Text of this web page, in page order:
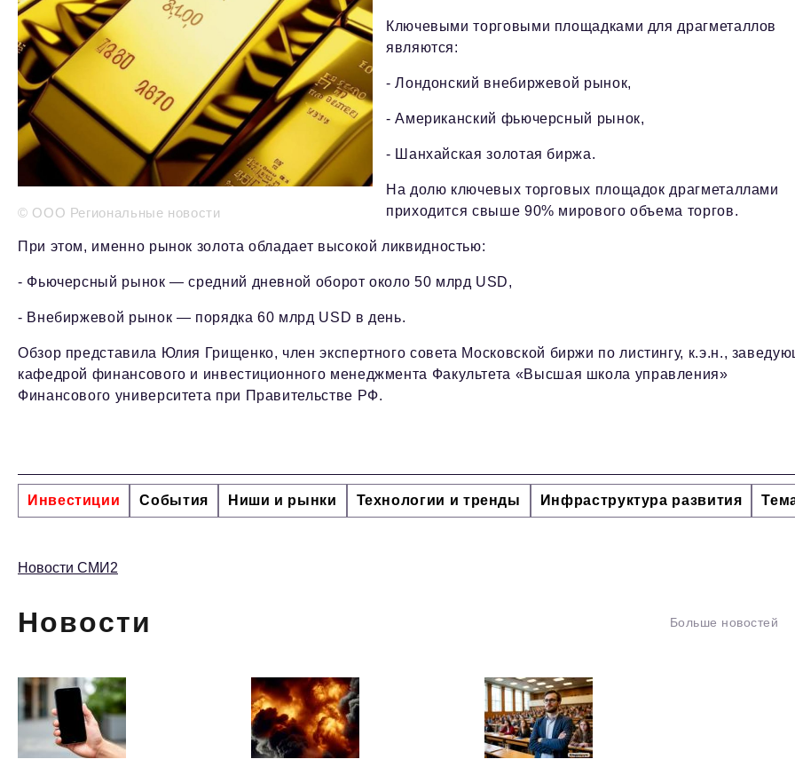
© ООО Региональные новости
Ключевыми торговыми площадками для драгметаллов
являются:
- Лондонский внебиржевой рынок,
- Американский фьючерсный рынок,
- Шанхайская золотая биржа.
На долю ключевых торговых площадок драгметаллами
приходится свыше 90% мирового объема торгов.
При этом, именно рынок золота обладает высокой ликвидностью:
- Фьючерсный рынок — средний дневной оборот около 50 млрд USD,
- Внебиржевой рынок — порядка 60 млрд USD в день.
Обзор представила Юлия Грищенко, член экспертного совета Московской биржи по листингу, к.э.н.,
кафедрой финансового и инвестиционного менеджмента Факультета «Высшая школа управления»
Финансового университета при Правительстве РФ.
Инвестиции События Ниши и рынки Технологии и тренды Инфраструктура развития
Новости СМИ2
Новости Больше новостей